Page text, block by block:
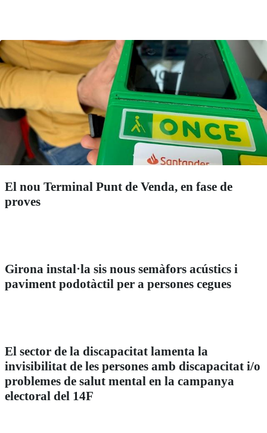
El nou Terminal Punt de Venda, en fase de
proves
Girona instal·la sis nous semàfors acústics i
paviment podotàctil per a persones cegues
El sector de la discapacitat lamenta la
invisibilitat de les persones amb discapacitat i/o
problemes de salut mental en la campanya
electoral del 14F